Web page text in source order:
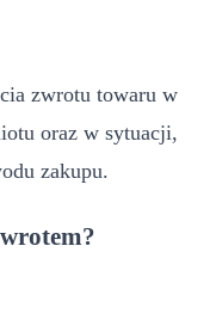
zwrotu towaru w
oraz w sytuacji,
zakupu.